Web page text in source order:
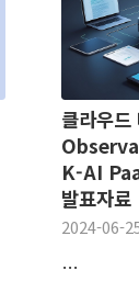
클라우드
K-AI
발표자료
2024-06-
…